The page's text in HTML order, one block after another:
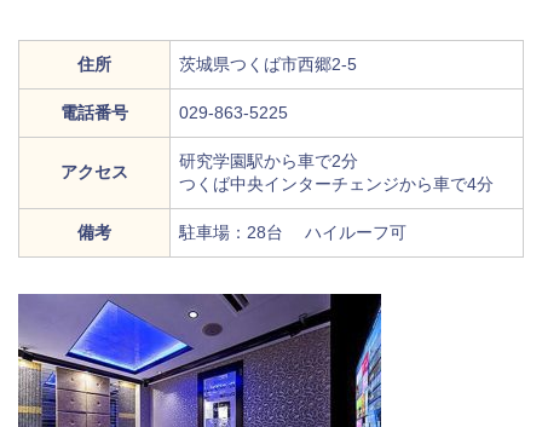
住所 茨城県つくば市西郷2-5
電話番号 029-863-5225
アクセス
研究学園駅から車で2分
つくば中央インターチェンジから車で4分
備考 駐車場：28台 ハイルーフ可